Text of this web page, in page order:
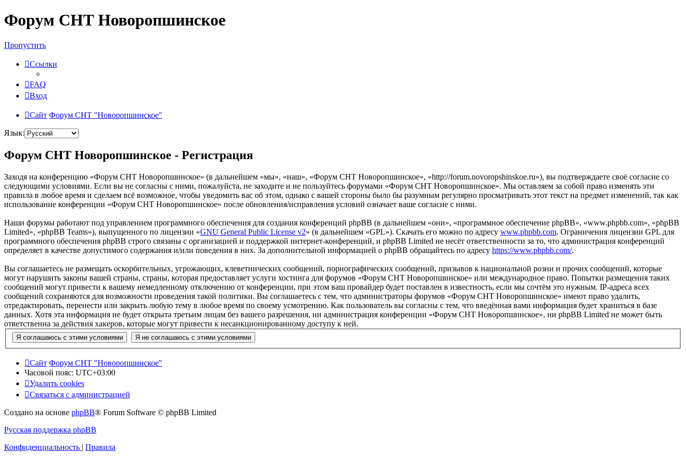
Форум СНТ Новоропшинское
Пропустить
Ссылки
FAQ
Вход
Сайт Форум СНТ "Новоропшинское"
Язык:
Форум СНТ Новоропшинское - Регистрация
Заходя на конференцию «Форум СНТ Новоропшинское» (в дальнейшем «мы», «наш», «Форум СНТ Новоропшинское», «http://forum.novoropshinskoe.ru»), вы подтверждаете своё согласие со
следующими условиями. Если вы не согласны с ними, пожалуйста, не заходите и не пользуйтесь форумами «Форум СНТ Новоропшинское». Мы оставляем за собой право изменять эти
правила в любое время и сделаем всё возможное, чтобы уведомить вас об этом, однако с вашей стороны было бы разумным регулярно просматривать этот текст на предмет изменений, так как
использование конференции «Форум СНТ Новоропшинское» после обновления/исправления условий означает ваше согласие с ними.
Наши форумы работают под управлением программного обеспечения для создания конференций phpBB (в дальнейшем «они», «программное обеспечение phpBB», «www.phpbb.com», «phpBB
Limited», «phpBB Teams»), выпущенного по лицензии «GNU General Public License v2» (в дальнейшем «GPL»). Скачать его можно по адресу www.phpbb.com. Ограничения лицензии GPL для
программного обеспечения phpBB строго связаны с организацией и поддержкой интернет-конференций, и phpBB Limited не несёт ответственности за то, что администрация конференций
определяет в качестве допустимого содержания и/или поведения в них. За дополнительной информацией о phpBB обращайтесь по адресу https://www.phpbb.com/.
Вы соглашаетесь не размещать оскорбительных, угрожающих, клеветнических сообщений, порнографических сообщений, призывов к национальной розни и прочих сообщений, которые
могут нарушить законы вашей страны, страны, которая предоставляет услуги хостинга для форумов «Форум СНТ Новоропшинское» или международное право. Попытки размещения таких
сообщений могут привести к вашему немедленному отключению от конференции, при этом ваш провайдер будет поставлен в известность, если мы сочтём это нужным. IP-адреса всех
сообщений сохраняются для возможности проведения такой политики. Вы соглашаетесь с тем, что администраторы форумов «Форум СНТ Новоропшинское» имеют право удалить,
отредактировать, перенести или закрыть любую тему в любое время по своему усмотрению. Как пользователь вы согласны с тем, что введённая вами информация будет храниться в базе
данных. Хотя эта информация не будет открыта третьим лицам без вашего разрешения, ни администрация конференции «Форум СНТ Новоропшинское», ни phpBB Limited не может быть
ответственна за действия хакеров, которые могут привести к несанкционированному доступу к ней.
Сайт Форум СНТ "Новоропшинское"
Часовой пояс: UTC+03:00
Удалить cookies
Связаться с администрацией
Создано на основе phpBB® Forum Software © phpBB Limited
Русская поддержка phpBB
Конфиденциальность | Правила